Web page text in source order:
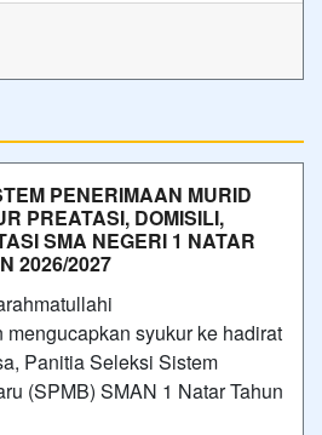
PENERIMAAN MURID
PREATASI, DOMISILI,
SMA NEGERI 1 NATAR
2026/2027
syukur ke hadirat
Panitia Seleksi Sistem
(SPMB) SMAN 1 Natar Tahun